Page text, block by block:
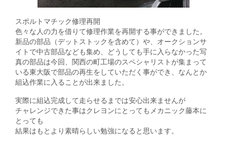
スポルトマチック修理再開
色々な人の力を借りて修理作業を再開する事ができました。
新品の部品（デットストックを含めて）や、オークションサ
イトで中古部品なども集め、どうしても手に入らなかった写
真の部品は今回、関西の町工場のスペシャリストが集まって
いる東大阪で部品の再生をしていただく事ができ、なんとか
組込作業に入ることが出来ました。
実際に組込完成して走らせるまでは安心出来ませんが
チャレンジできた事はクレヨンにとってもメカニック藤本に
とっても
結果はもとより素晴らしい勉強になると思います。